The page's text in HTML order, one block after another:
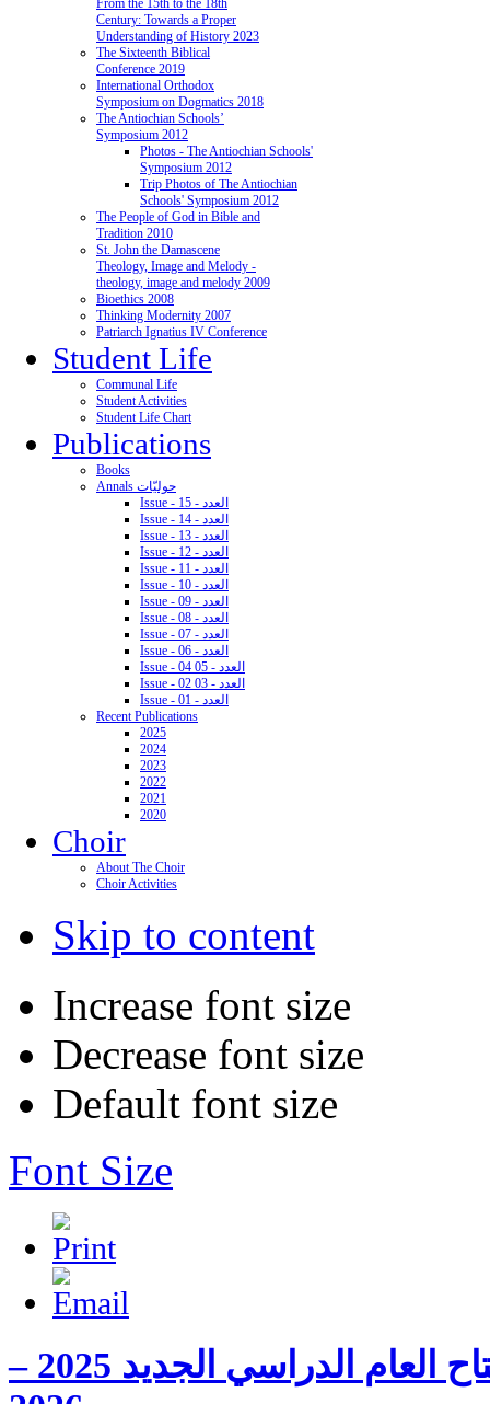
From the 15th to the 18th
Century: Towards a Proper
Understanding of History 2023
The Sixteenth Biblical
Conference 2019
International Orthodox
Symposium on Dogmatics 2018
The Antiochian Schools’
Symposium 2012
Photos - The Antiochian Schools'
Symposium 2012
Trip Photos of The Antiochian
Schools' Symposium 2012
The People of God in Bible and
Tradition 2010
St. John the Damascene
Theology, Image and Melody -
theology, image and melody 2009
Bioethics 2008
Thinking Modernity 2007
Patriarch Ignatius IV Conference
Student Life
Communal Life
Student Activities
Student Life Chart
Publications
Books
Annals حوليّات
Issue - 15 - العدد
Issue - 14 - العدد
Issue - 13 - العدد
Issue - 12 - العدد
Issue - 11 - العدد
Issue - 10 - العدد
Issue - 09 - العدد
Issue - 08 - العدد
Issue - 07 - العدد
Issue - 06 - العدد
Issue - 04 05 - العدد
Issue - 02 03 - العدد
Issue - 01 - العدد
Recent Publications
2025
2024
2023
2022
2021
2020
Choir
About The Choir
Choir Activities
Skip to content
Increase font size
Decrease font size
Default font size
Font Size
صلوات وقدّاس في افتتاح العام الدراسي الجديد 2025 –